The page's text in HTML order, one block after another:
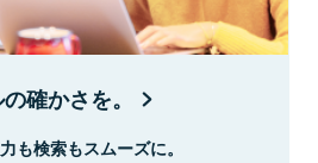
確かさを。
も検索もスムーズに。